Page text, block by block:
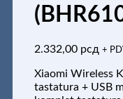
2.332,00 рсд +
Xiaomi Wireless
tastatura + USB